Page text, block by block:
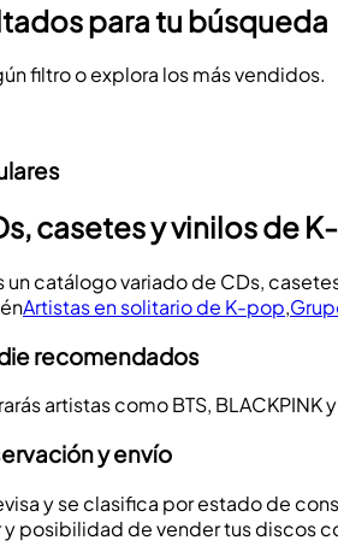
para tu búsqueda
filtro o explora los más vendidos.
casetes y vinilos de
un catálogo variado de CDs,
Artistas en solitario de K-pop,
recomendados
artistas como BTS,
y envío
y se clasifica por estado de
y posibilidad de vender tus discos